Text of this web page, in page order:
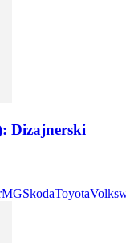
Dizajnerski
MGSkodaToyota